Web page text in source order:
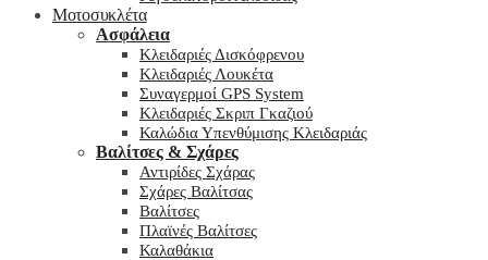
Μοτοσυκλέτα
Ασφάλεια
Κλειδαριές Δισκόφρενου
Κλειδαριές Λουκέτα
Συναγερμοί GPS System
Κλειδαριές Σκριπ Γκαζιού
Καλώδια Υπενθύμισης Κλειδαριάς
Βαλίτσες & Σχάρες
Αντιρίδες Σχάρας
Σχάρες Βαλίτσας
Βαλίτσες
Πλαϊνές Βαλίτσες
Καλαθάκια